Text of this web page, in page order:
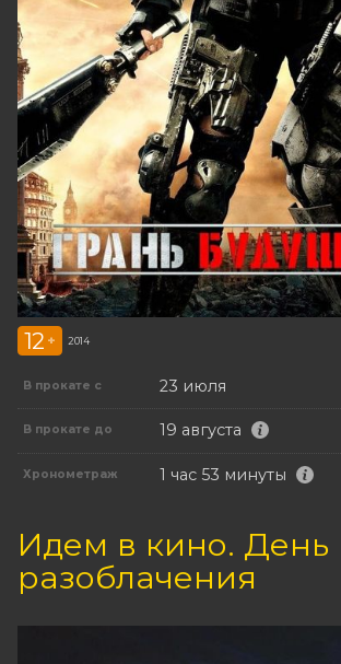
12 + 2014
В прокате с 23 июля
В прокате до 19 августа
Хронометраж 1 час 53 минуты
Идем в кино. День
разоблачения